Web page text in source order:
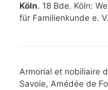
Köln. 18 Bde. Köln:
für Familienkunde e.
Armorial et nobiliaire
Savoie, Amédée de